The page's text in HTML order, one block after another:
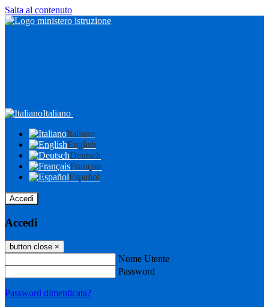
Salta al contenuto
Italiano
Italiano
English
Deutsch
Français
Español
Accedi
Accedi
button close ×
Nome Utente
Password
Password dimenticata?